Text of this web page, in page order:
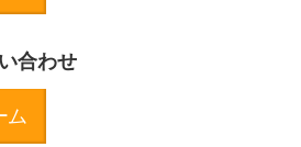
合わせ
ム